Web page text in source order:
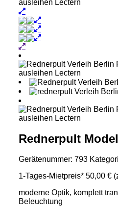
Rednerpult
Gerätenummer: 793
1-Tages-Mietpreis* 50,00 €
moderne Optik, komplett
Beleuchtung